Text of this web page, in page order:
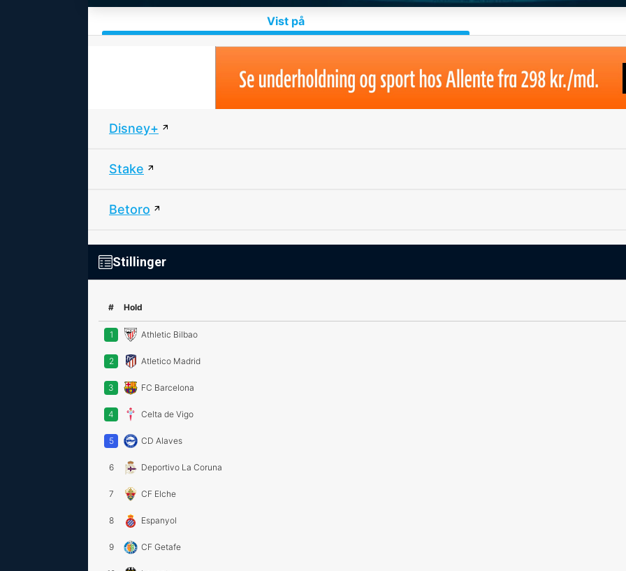
Vist på
Disney+
Stake
Betoro
Stillinger
# Hold
1 Athletic Bilbao
2 Atletico Madrid
3 FC Barcelona
4 Celta de Vigo
5 CD Alaves
6 Deportivo La Coruna
7 CF Elche
8 Espanyol
9 CF Getafe